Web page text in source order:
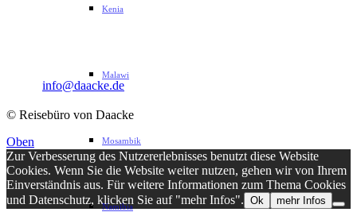
Kenia
Malawi
Mosambik
Namibia
D-22609 Hamburg
info@daacke.de
© Reisebüro von Daacke
Oben
Zur Verbesserung des Nutzererlebnisses benutzt diese Website
Cookies. Wenn Sie die Website weiter nutzen, gehen wir von Ihrem
Einverständnis aus. Für weitere Informationen zum Thema Cookies
und Datenschutz, klicken Sie auf "mehr Infos". Ok mehr Infos